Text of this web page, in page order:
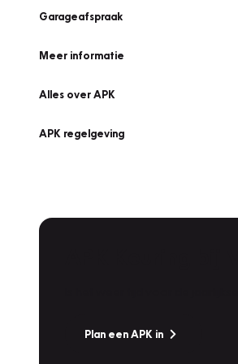
Garageafspraak
Meer informatie
Alles over APK
APK regelgeving
Plan een APK in